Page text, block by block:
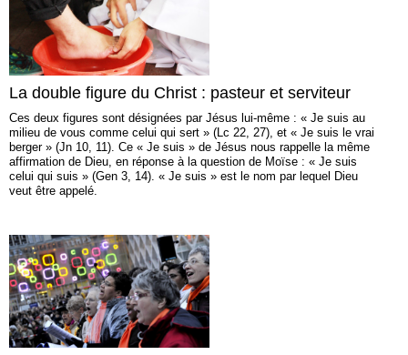
La double figure du Christ : pasteur et serviteur
Ces deux figures sont désignées par Jésus lui-même : « Je suis au
milieu de vous comme celui qui sert » (Lc 22, 27), et « Je suis le vrai
berger » (Jn 10, 11). Ce « Je suis » de Jésus nous rappelle la même
affirmation de Dieu, en réponse à la question de Moïse : « Je suis
celui qui suis » (Gen 3, 14). « Je suis » est le nom par lequel Dieu
veut être appelé.